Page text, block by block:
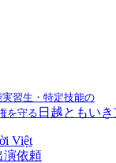
実習生・特定技能の
を守る 日越ともい
Việt
演依頼